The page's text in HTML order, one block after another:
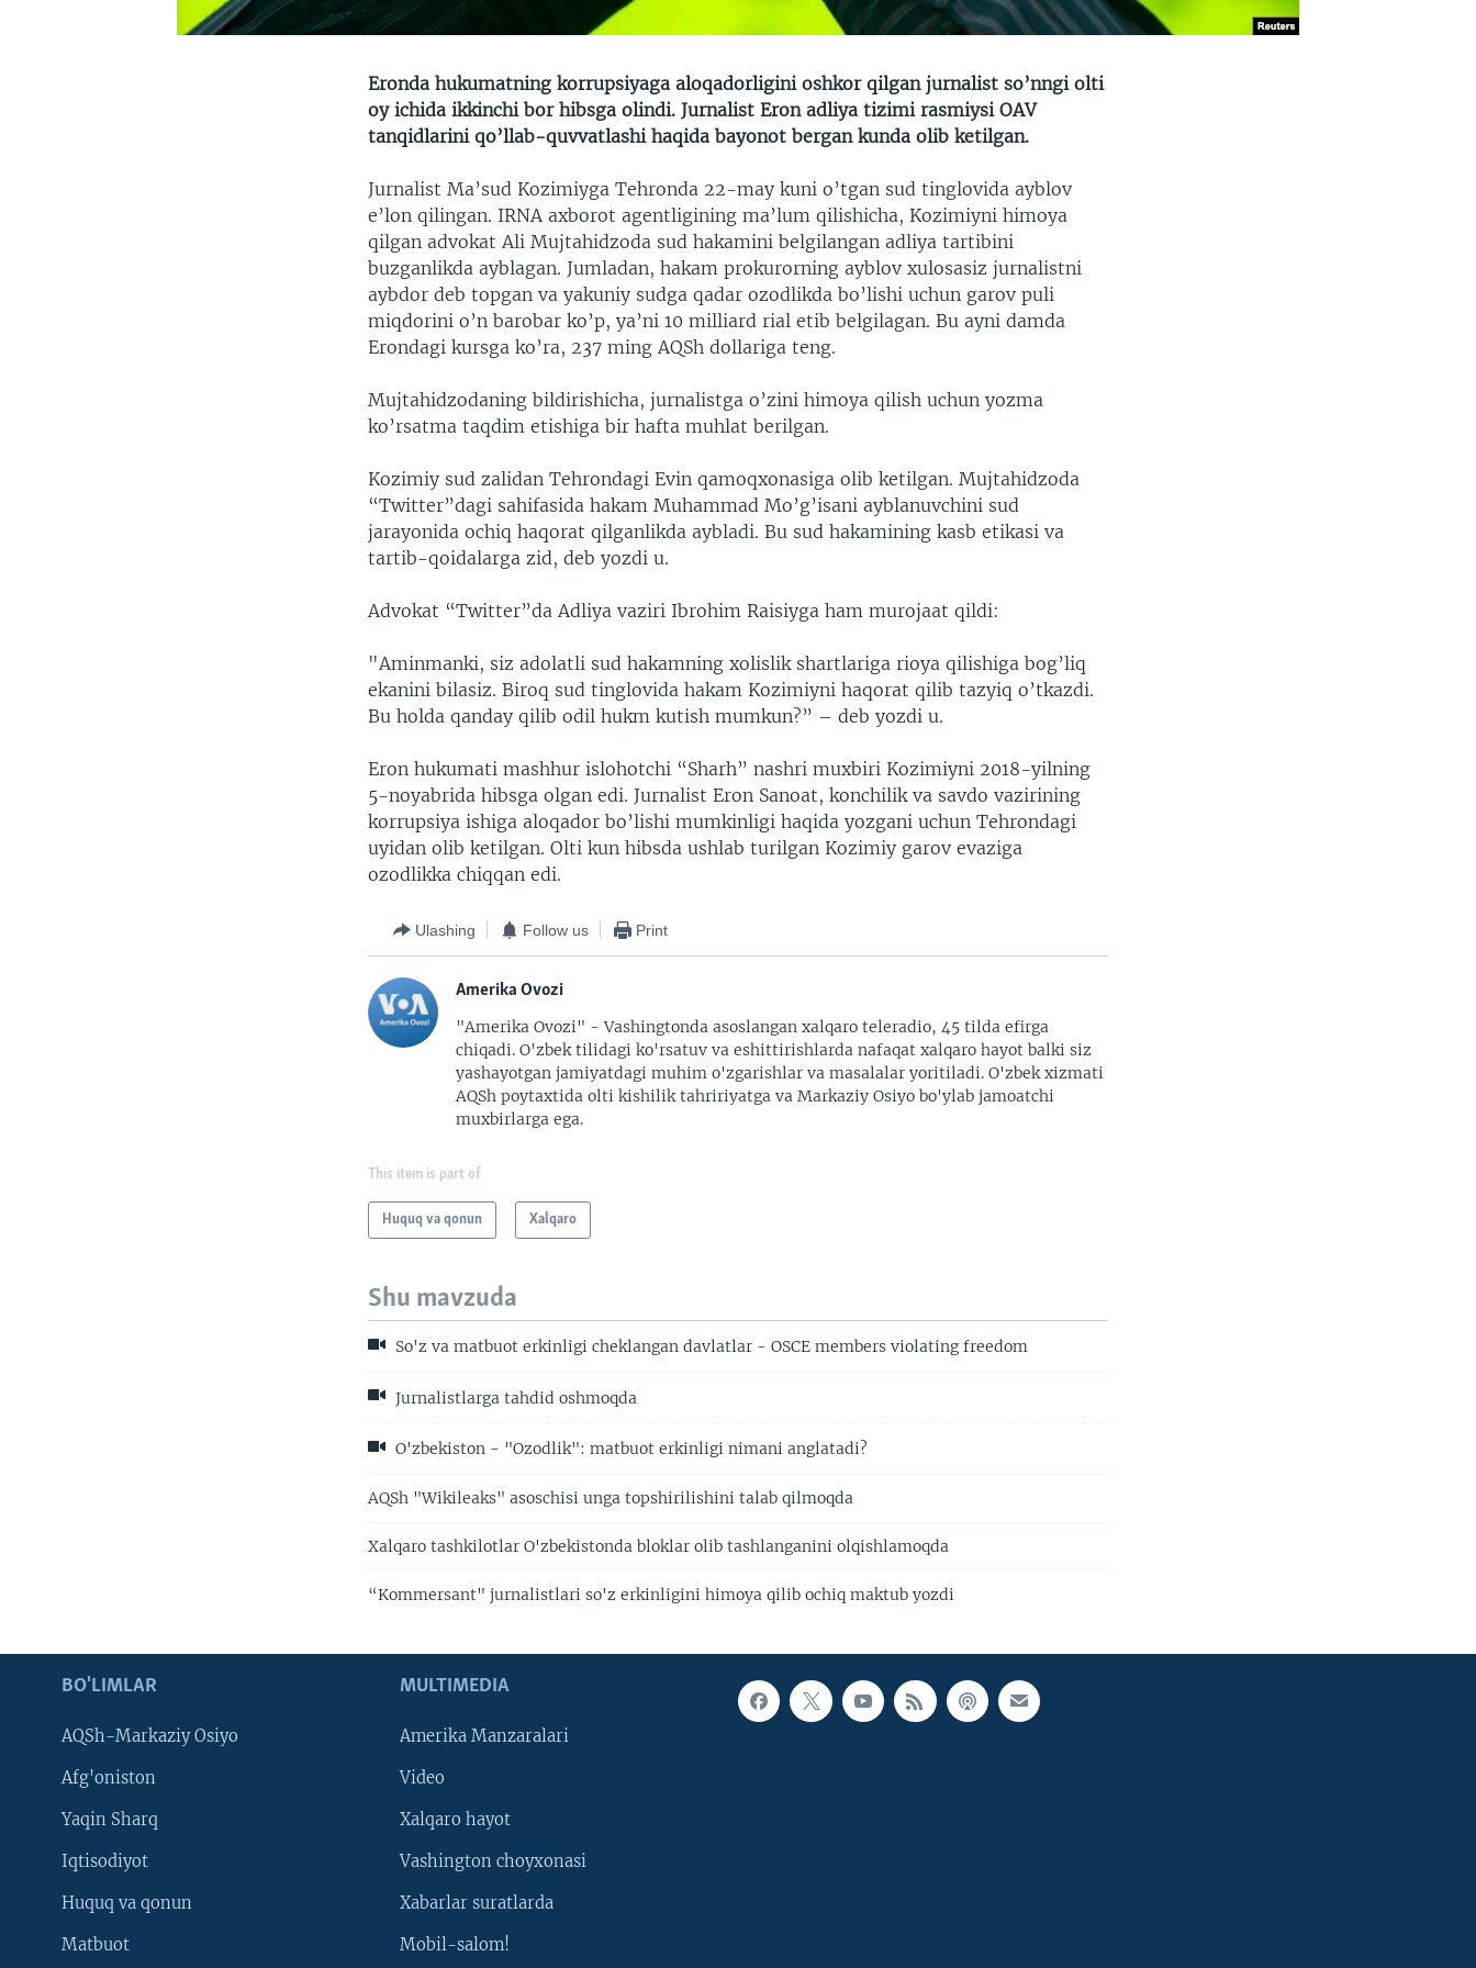
Eronda hukumatning korrupsiyaga aloqadorligini oshkor qilgan jurnalist so’nngi olti
oy ichida ikkinchi bor hibsga olindi. Jurnalist Eron adliya tizimi rasmiysi OAV
tanqidlarini qo’llab-quvvatlashi haqida bayonot bergan kunda olib ketilgan.
Jurnalist Ma’sud Kozimiyga Tehronda 22-may kuni o’tgan sud tinglovida ayblov
e’lon qilingan. IRNA axborot agentligining ma’lum qilishicha, Kozimiyni himoya
qilgan advokat Ali Mujtahidzoda sud hakamini belgilangan adliya tartibini
buzganlikda ayblagan. Jumladan, hakam prokurorning ayblov xulosasiz jurnalistni
aybdor deb topgan va yakuniy sudga qadar ozodlikda bo’lishi uchun garov puli
miqdorini o’n barobar ko’p, ya’ni 10 milliard rial etib belgilagan. Bu ayni damda
Erondagi kursga ko’ra, 237 ming AQSh dollariga teng.
Mujtahidzodaning bildirishicha, jurnalistga o’zini himoya qilish uchun yozma
ko’rsatma taqdim etishiga bir hafta muhlat berilgan.
Kozimiy sud zalidan Tehrondagi Evin qamoqxonasiga olib ketilgan. Mujtahidzoda
“Twitter”dagi sahifasida hakam Muhammad Mo’g’isani ayblanuvchini sud
jarayonida ochiq haqorat qilganlikda aybladi. Bu sud hakamining kasb etikasi va
tartib-qoidalarga zid, deb yozdi u.
Advokat “Twitter”da Adliya vaziri Ibrohim Raisiyga ham murojaat qildi:
"Aminmanki, siz adolatli sud hakamning xolislik shartlariga rioya qilishiga bog’liq
ekanini bilasiz. Biroq sud tinglovida hakam Kozimiyni haqorat qilib tazyiq o’tkazdi.
Bu holda qanday qilib odil hukm kutish mumkun?” – deb yozdi u.
Eron hukumati mashhur islohotchi “Sharh” nashri muxbiri Kozimiyni 2018-yilning
5-noyabrida hibsga olgan edi. Jurnalist Eron Sanoat, konchilik va savdo vazirining
korrupsiya ishiga aloqador bo’lishi mumkinligi haqida yozgani uchun Tehrondagi
uyidan olib ketilgan. Olti kun hibsda ushlab turilgan Kozimiy garov evaziga
ozodlikka chiqqan edi.
Ulashing Follow us Print
Amerika Ovozi
"Amerika Ovozi" - Vashingtonda asoslangan xalqaro teleradio, 45 tilda efirga
chiqadi. O'zbek tilidagi ko'rsatuv va eshittirishlarda nafaqat xalqaro hayot balki siz
yashayotgan jamiyatdagi muhim o'zgarishlar va masalalar yoritiladi. O'zbek xizmati
AQSh poytaxtida olti kishilik tahririyatga va Markaziy Osiyo bo'ylab jamoatchi
muxbirlarga ega.
This item is part of
Huquq va qonun Xalqaro
Shu mavzuda
So'z va matbuot erkinligi cheklangan davlatlar - OSCE members violating freedom
Jurnalistlarga tahdid oshmoqda
O'zbekiston - "Ozodlik": matbuot erkinligi nimani anglatadi?
AQSh "Wikileaks" asoschisi unga topshirilishini talab qilmoqda
Xalqaro tashkilotlar O'zbekistonda bloklar olib tashlanganini olqishlamoqda
“Kommersant" jurnalistlari so'z erkinligini himoya qilib ochiq maktub yozdi
BO'LIMLAR
AQSh-Markaziy Osiyo
Afg'oniston
Yaqin Sharq
Iqtisodiyot
Huquq va qonun
Matbuot
MULTIMEDIA
Amerika Manzaralari
Video
Xalqaro hayot
Vashington choyxonasi
Xabarlar suratlarda
Mobil-salom!